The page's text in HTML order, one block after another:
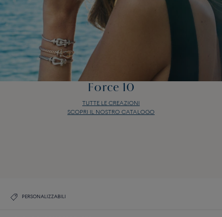
Force 10
TUTTE LE CREAZIONI
SCOPRI IL NOSTRO CATALOGO
PERSONALIZZABILI